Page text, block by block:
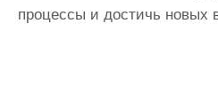
процессы и достичь новых